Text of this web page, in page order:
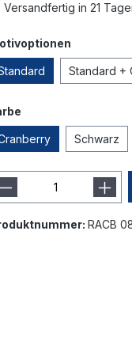
Versandfertig in 21
Standard +
Schwarz
RACB